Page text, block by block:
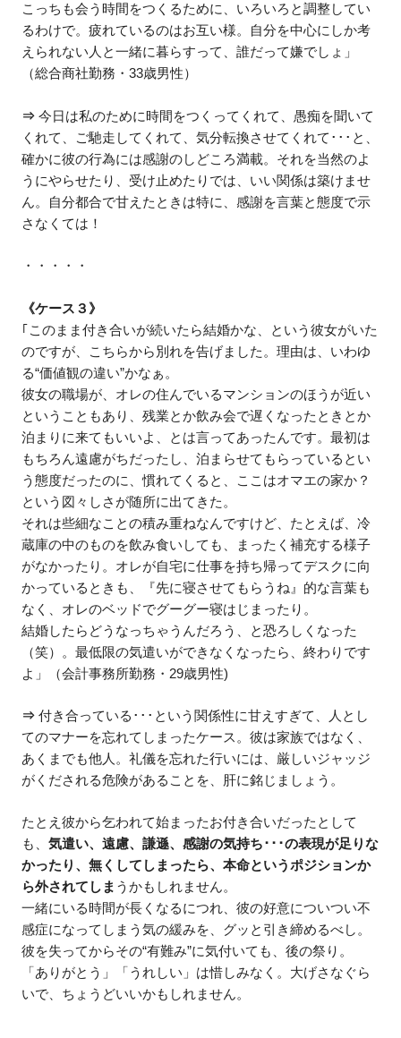
こっちも会う時間をつくるために、いろいろと調整してい
るわけで。疲れているのはお互い様。自分を中心にしか考
えられない人と一緒に暮らすって、誰だって嫌でしょ」
（総合商社勤務・33歳男性）
⇒ 今日は私のために時間をつくってくれて、愚痴を聞いて
くれて、ご馳走してくれて、気分転換させてくれて･･･と、
確かに彼の行為には感謝のしどころ満載。それを当然のよ
うにやらせたり、受け止めたりでは、いい関係は築けませ
ん。自分都合で甘えたときは特に、感謝を言葉と態度で示
さなくては！
・・・・・
《ケース３》
｢このまま付き合いが続いたら結婚かな、という彼女がいた
のですが、こちらから別れを告げました。理由は、いわゆ
る“価値観の違い”かなぁ。
彼女の職場が、オレの住んでいるマンションのほうが近い
ということもあり、残業とか飲み会で遅くなったときとか
泊まりに来てもいいよ、とは言ってあったんです。最初は
もちろん遠慮がちだったし、泊まらせてもらっているとい
う態度だったのに、慣れてくると、ここはオマエの家か？
という図々しさが随所に出てきた。
それは些細なことの積み重ねなんですけど、たとえば、冷
蔵庫の中のものを飲み食いしても、まったく補充する様子
がなかったり。オレが自宅に仕事を持ち帰ってデスクに向
かっているときも、『先に寝させてもらうね』的な言葉も
なく、オレのベッドでグーグー寝はじまったり。
結婚したらどうなっちゃうんだろう、と恐ろしくなった
（笑）。最低限の気遣いができなくなったら、終わりです
よ」（会計事務所勤務・29歳男性)
⇒ 付き合っている･･･という関係性に甘えすぎて、人とし
てのマナーを忘れてしまったケース。彼は家族ではなく、
あくまでも他人。礼儀を忘れた行いには、厳しいジャッジ
がくだされる危険があることを、肝に銘じましょう。
たとえ彼から乞われて始まったお付き合いだったとして
も、気遣い、遠慮、謙遜、感謝の気持ち･･･の表現が足りな
かったり、無くしてしまったら、本命というポジションか
ら外されてしま うかもしれません。
一緒にいる時間が長くなるにつれ、彼の好意についつい不
感症になってしまう気の緩みを、グッと引き締めるべし。
彼を失ってからその“有難み”に気付いても、後の祭り。
「ありがとう」「うれしい」は惜しみなく。大げさなぐら
いで、ちょうどいいかもしれません。